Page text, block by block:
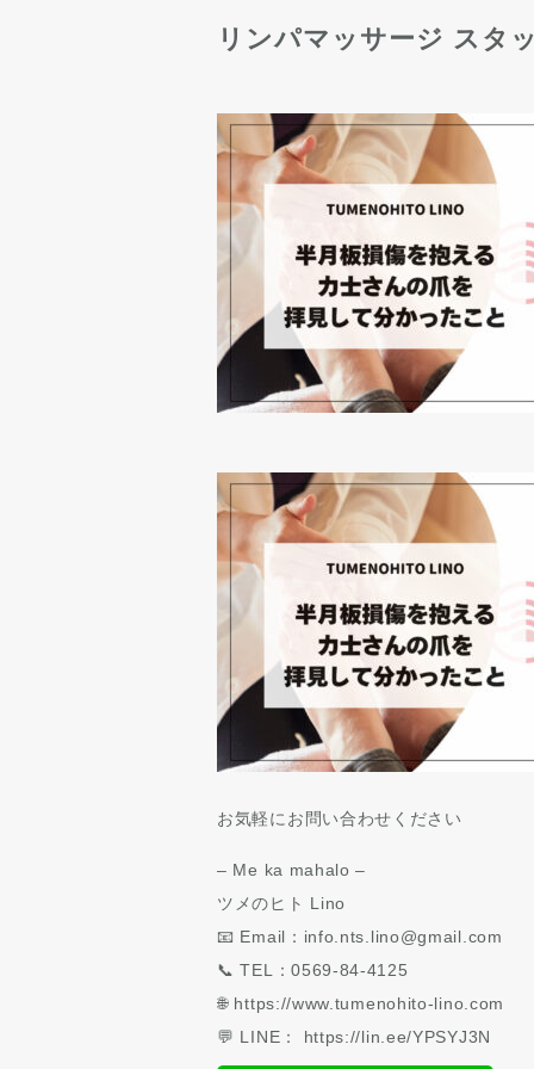
リンパマッサージ スタ
お気軽にお問い合わせください
– Me ka mahalo –
ツメのヒト Lino
📧 Email：info.nts.lino@gmail.com
📞 TEL：0569-84-4125
🌐 https://www.tumenohito-lino.com
💬 LINE： https://lin.ee/YPSYJ3N